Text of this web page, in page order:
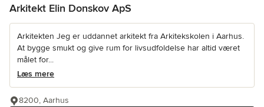
Arkitekt Elin Donskov ApS
Arkitekten Jeg er uddannet arkitekt fra Arkitekskolen i Aarhus.
At bygge smukt og give rum for livsudfoldelse har altid været
målet for...
Læs mere
8200, Aarhus